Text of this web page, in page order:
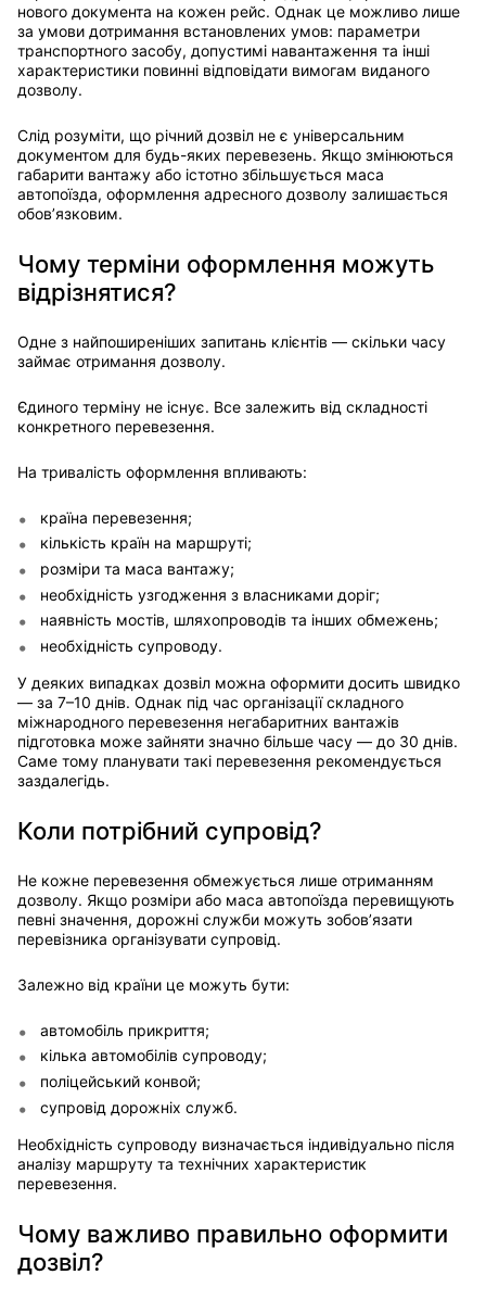
нового документа на кожен рейс. Однак це можливо лише
за умови дотримання встановлених умов: параметри
транспортного засобу, допустимі навантаження та інші
характеристики повинні відповідати вимогам виданого
дозволу.
Слід розуміти, що річний дозвіл не є універсальним
документом для будь-яких перевезень. Якщо змінюються
габарити вантажу або істотно збільшується маса
автопоїзда, оформлення адресного дозволу залишається
обов’язковим.
Чому терміни оформлення можуть
відрізнятися?
Одне з найпоширеніших запитань клієнтів — скільки часу
займає отримання дозволу.
Єдиного терміну не існує. Все залежить від складності
конкретного перевезення.
На тривалість оформлення впливають:
країна перевезення;
кількість країн на маршруті;
розміри та маса вантажу;
необхідність узгодження з власниками доріг;
наявність мостів, шляхопроводів та інших обмежень;
необхідність супроводу.
У деяких випадках дозвіл можна оформити досить швидко
— за 7–10 днів. Однак під час організації складного
міжнародного перевезення негабаритних вантажів
підготовка може зайняти значно більше часу — до 30 днів.
Саме тому планувати такі перевезення рекомендується
заздалегідь.
Коли потрібний супровід?
Не кожне перевезення обмежується лише отриманням
дозволу. Якщо розміри або маса автопоїзда перевищують
певні значення, дорожні служби можуть зобов’язати
перевізника організувати супровід.
Залежно від країни це можуть бути:
автомобіль прикриття;
кілька автомобілів супроводу;
поліцейський конвой;
супровід дорожніх служб.
Необхідність супроводу визначається індивідуально після
аналізу маршруту та технічних характеристик
перевезення.
Чому важливо правильно оформити
дозвіл?